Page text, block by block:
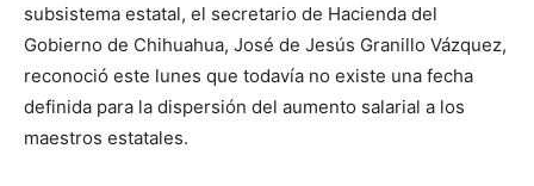
subsistema estatal, el secretario de Hacienda del
Gobierno de Chihuahua, José de Jesús Granillo Vázquez,
reconoció este lunes que todavía no existe una fecha
definida para la dispersión del aumento salarial a los
maestros estatales.